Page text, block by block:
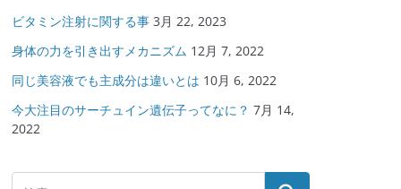
ビタミン注射に関する事 3月 22, 2023
身体の力を引き出すメカニズム 12月 7, 2022
同じ美容液でも主成分は違いとは 10月 6, 2022
今大注目のサーチュイン遺伝子ってなに？ 7月 14,
2022